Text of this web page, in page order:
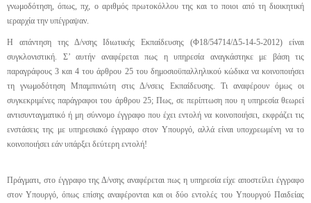
γνωμοδότηση, όπως, πχ, ο αριθμός πρωτοκόλλου της και το ποιοι από τη διοικητική
ιεραρχία την υπέγραψαν.
Η απάντηση της Δ/νσης Ιδιωτικής Εκπαίδευσης (Φ18/54714/Δ5-14-5-2012) είναι
συγκλονιστική. Σ’ αυτήν αναφέρεται πως η υπηρεσία αναγκάστηκε με βάση τις
παραγράφους 3 και 4 του άρθρου 25 του δημοσιοϋπαλληλικού κώδικα να κοινοποιήσει
τη γνωμοδότηση Μπαμπινιώτη στις Δ/νσεις Εκπαίδευσης. Τι αναφέρουν όμως οι
συγκεκριμένες παράγραφοι του άρθρου 25; Πως, σε περίπτωση που η υπηρεσία θεωρεί
αντισυνταγματικό ή μη σύννομο έγγραφο που έχει εντολή να κοινοποιήσει, εκφράζει τις
ενστάσεις της με υπηρεσιακό έγγραφο στον Υπουργό, αλλά είναι υποχρεωμένη να το
κοινοποιήσει εάν υπάρξει δεύτερη εντολή!
Πράγματι, στο έγγραφο της Δ/νσης αναφέρεται πως η υπηρεσία είχε αποστείλει έγγραφο
στον Υπουργό, όπως επίσης αναφέρονται και οι δύο εντολές του Υπουργού Παιδείας